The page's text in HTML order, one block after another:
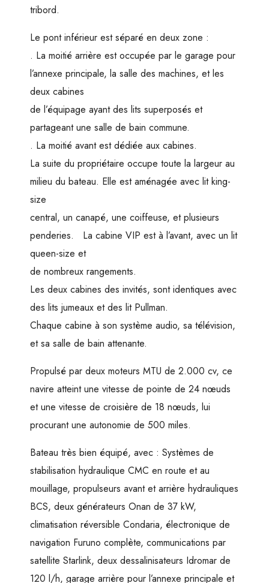
tribord.
Le pont inférieur est séparé en deux zone :
. La moitié arrière est occupée par le garage pour
l’annexe principale, la salle des machines, et les
deux cabines
de l’équipage ayant des lits superposés et
partageant une salle de bain commune.
. La moitié avant est dédiée aux cabines.
La suite du propriétaire occupe toute la largeur au
milieu du bateau. Elle est aménagée avec lit king-
size
central, un canapé, une coiffeuse, et plusieurs
penderies. La cabine VIP est à l’avant, avec un lit
queen-size et
de nombreux rangements.
Les deux cabines des invités, sont identiques avec
des lits jumeaux et des lit Pullman.
Chaque cabine à son système audio, sa télévision,
et sa salle de bain attenante.
Propulsé par deux moteurs MTU de 2.000 cv, ce
navire atteint une vitesse de pointe de 24 nœuds
et une vitesse de croisière de 18 nœuds, lui
procurant une autonomie de 500 miles.
Bateau très bien équipé, avec : Systèmes de
stabilisation hydraulique CMC en route et au
mouillage, propulseurs avant et arrière hydrauliques
BCS, deux générateurs Onan de 37 kW,
climatisation réversible Condaria, électronique de
navigation Furuno complète, communications par
satellite Starlink, deux dessalinisateurs Idromar de
120 l/h, garage arrière pour l’annexe principale et